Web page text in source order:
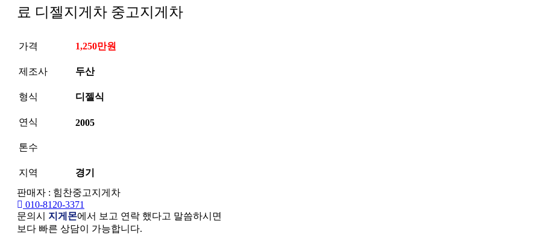
료 디젤지게차 중고지게차
가격 1,250만원
제조사 두산
형식 디젤식
연식 2005
톤수
지역
경기
판매자 : 힘찬중고지게차
010-8120-3371
문의시 지게몬에서 보고 연락 했다고 말씀하시면
보다 빠른 상담이 가능합니다.